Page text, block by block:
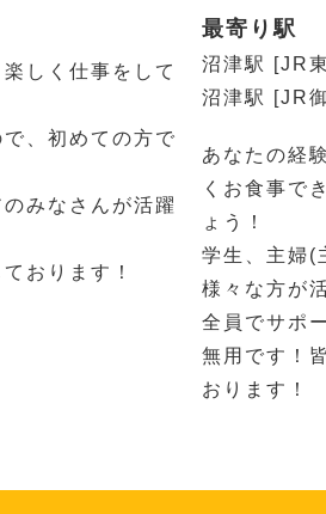
しく仕事をして
、初めての方で
みなさんが活躍
おります！
最寄り駅
沼津駅 [JR
沼津駅 [JR
あなたの経
くお食事で
ょう！
学生、主婦(
様々な方が
全員でサポ
無用です！
おります！